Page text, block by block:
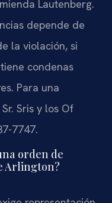
Lautenberg.
depende de
la violación, si
condenas
Para una
Sris y los Of
7747.
orden de
Arlington?